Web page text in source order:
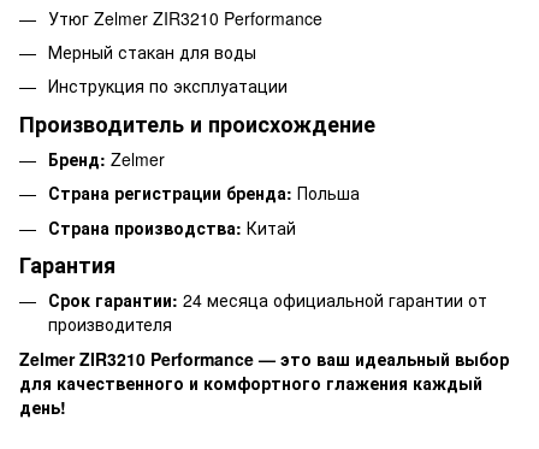
Утюг Zelmer ZIR3210 Performance
Мерный стакан для воды
Инструкция по эксплуатации
Производитель и происхождение
Бренд: Zelmer
Страна регистрации бренда: Польша
Страна производства: Китай
Гарантия
Срок гарантии: 24 месяца официальной гарантии от
производителя
Zelmer ZIR3210 Performance — это ваш идеальный выбор
для качественного и комфортного глажения каждый
день!